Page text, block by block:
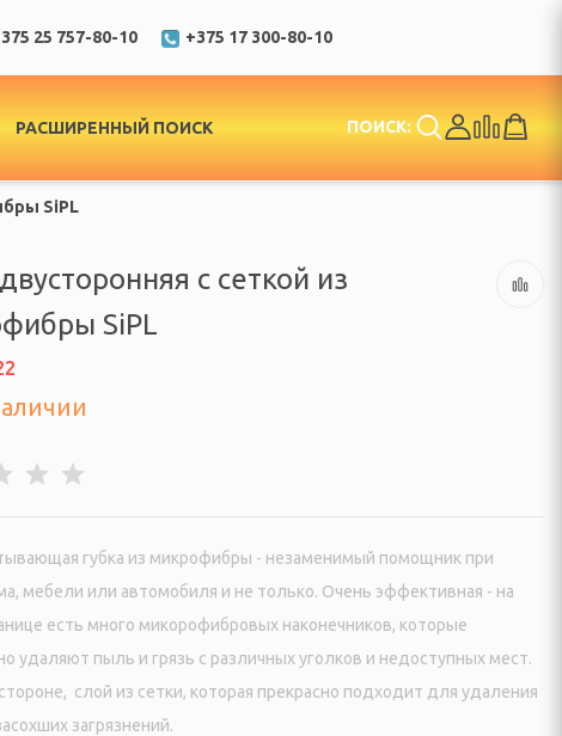
25 757-80-10 +375 17 300-80-10
РАСШИРЕННЫЙ ПОИСК ПОИСК:
SiPL
с сеткой из
SiPL
губка из микрофибры - незаменимый помощник при
мебели или автомобиля и не только. Очень эффективная - на
есть много микорофибровых наконечников, которые
удаляют пыль и грязь с различных уголков и недоступных мест.
слой из сетки, которая прекрасно подходит для удаления
загрязнений.